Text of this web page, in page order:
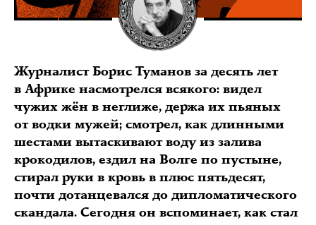
Журналист Борис Туманов за десять лет
в Африке насмотрелся всякого: видел
чужих жён в неглиже, держа их пьяных
от водки мужей; смотрел, как длинными
шестами вытаскивают воду из залива
крокодилов, ездил на Волге по пустыне,
стирал руки в кровь в плюс пятьдесят,
почти дотанцевался до дипломатического
скандала. Сегодня он вспоминает, как стал